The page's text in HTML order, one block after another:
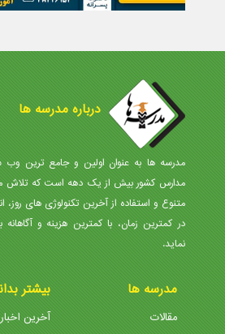
درباره مدرسه ها
مدرسه ها به عنوان اولین و جامع ترین
مدارس کشور بیش از یک دهه است که تلاش
متنوع و استفاده از آخرین تکنولوژی های
در کمترین زمان، با کمترین هزینه و
نماید.
مدرسه ها
مقالات
بیشتر
آخرین اخبار